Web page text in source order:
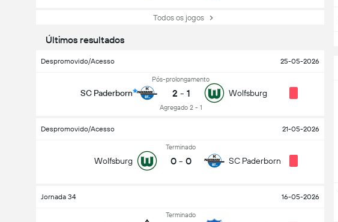
Todos os jogos
Últimos resultados
Despromovido/Acesso 25-05-2026
SC Paderborn
Pós-prolongamento
2 - 1
Agregado 2 - 1
Wolfsburg
Despromovido/Acesso 21-05-2026
Wolfsburg
Terminado
0 - 0 SC Paderborn
Jornada 34 16-05-2026
Terminado